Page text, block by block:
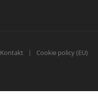
Kontakt Cookie policy (EU)